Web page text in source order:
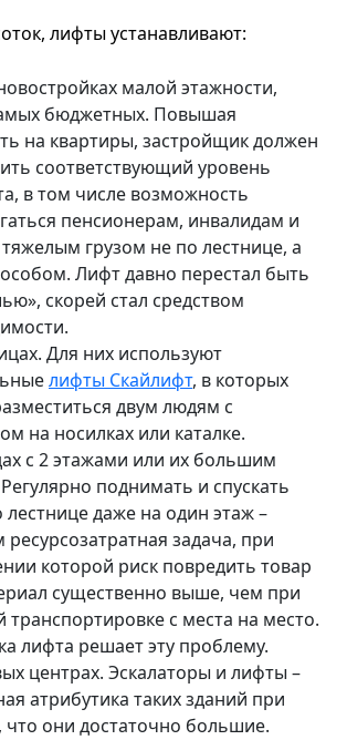
лифты устанавливают:
малой этажности,
бюджетных. Повышая
на квартиры, застройщик должен
соответствующий уровень
в том числе возможность
пенсионерам, инвалидам и
грузом не по лестнице, а
Лифт давно перестал быть
скорей стал средством
Для них используют
лифты Скайлифт, в которых
двум людям с
на носилках или каталке.
с 2 этажами или их большим
поднимать и спускать
лестнице даже на один этаж –
задача, при
которой риск повредить товар
существенно выше, чем при
с места на место.
лифта решает эту проблему.
центрах. Эскалаторы и лифты –
атрибутика таких зданий при
что они достаточно большие.